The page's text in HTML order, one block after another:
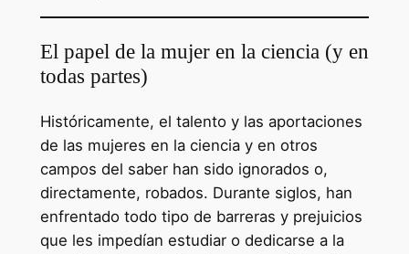
El papel de la mujer en la ciencia (y en
todas partes)
Históricamente, el talento y las aportaciones
de las mujeres en la ciencia y en otros
campos del saber han sido ignorados o,
directamente, robados. Durante siglos, han
enfrentado todo tipo de barreras y prejuicios
que les impedían estudiar o dedicarse a la